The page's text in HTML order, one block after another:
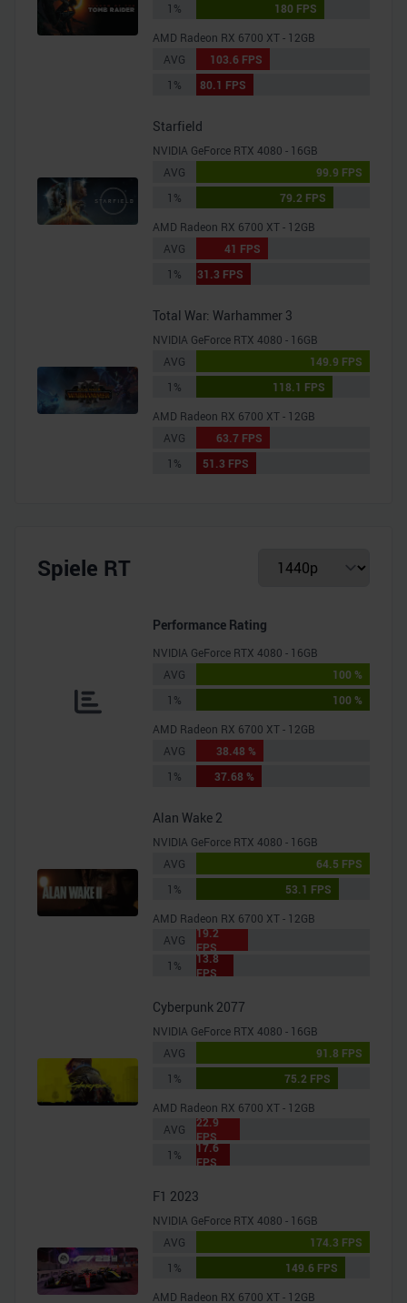
1%
180 FPS
AMD Radeon RX 6700 XT - 12GB
AVG
103.6 FPS
1%
80.1 FPS
Starfield
NVIDIA GeForce RTX 4080 - 16GB
AVG
99.9 FPS
1%
79.2 FPS
AMD Radeon RX 6700 XT - 12GB
AVG
41 FPS
1%
31.3 FPS
Total War: Warhammer 3
NVIDIA GeForce RTX 4080 - 16GB
AVG
149.9 FPS
1%
118.1 FPS
AMD Radeon RX 6700 XT - 12GB
AVG
63.7 FPS
1%
51.3 FPS
Spiele RT
Performance Rating
NVIDIA GeForce RTX 4080 - 16GB
AVG
100 %
1%
100 %
AMD Radeon RX 6700 XT - 12GB
AVG
38.48 %
1%
37.68 %
Alan Wake 2
NVIDIA GeForce RTX 4080 - 16GB
AVG
64.5 FPS
1%
53.1 FPS
AMD Radeon RX 6700 XT - 12GB
AVG
19.2
FPS
1%
13.8
FPS
Cyberpunk 2077
NVIDIA GeForce RTX 4080 - 16GB
AVG
91.8 FPS
1%
75.2 FPS
AMD Radeon RX 6700 XT - 12GB
AVG
22.9
FPS
1%
17.6
FPS
F1 2023
NVIDIA GeForce RTX 4080 - 16GB
AVG
174.3 FPS
1%
149.6 FPS
AMD Radeon RX 6700 XT - 12GB